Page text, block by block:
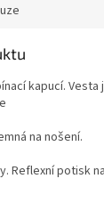
kapucí. Vesta
na nošení.
Reflexní potisk